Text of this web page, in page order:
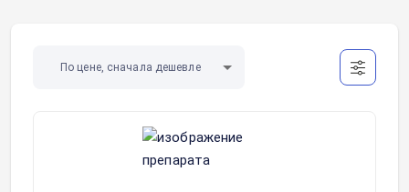
По цене, сначала дешевле